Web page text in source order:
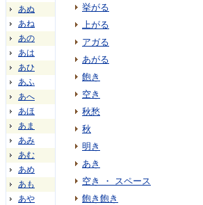
あぬ
あね
あの
あは
あひ
あふ
あへ
あほ
あま
あみ
あむ
あめ
あも
あや
挙がる
上がる
アガる
あがる
飽き
空き
秋愁
秋
明き
あき
空き ・ スペース
飽き飽き